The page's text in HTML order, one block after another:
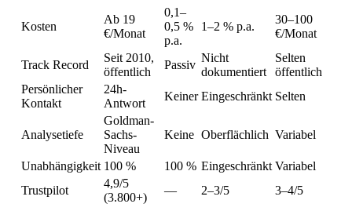
Kosten
Ab 19
€/Monat
0,1–
0,5 %
p.a.
1–2 % p.a.
30–100
€/Monat
Track Record
Seit 2010,
öffentlich
Passiv
Nicht
dokumentiert
Selten
öffentlich
Persönlicher
Kontakt
24h-
Antwort
Keiner Eingeschränkt Selten
Analysetiefe
Goldman-
Sachs-
Niveau
Keine Oberflächlich Variabel
Unabhängigkeit 100 % 100 % Eingeschränkt Variabel
Trustpilot
4,9/5
(3.800+)
— 2–3/5 3–4/5